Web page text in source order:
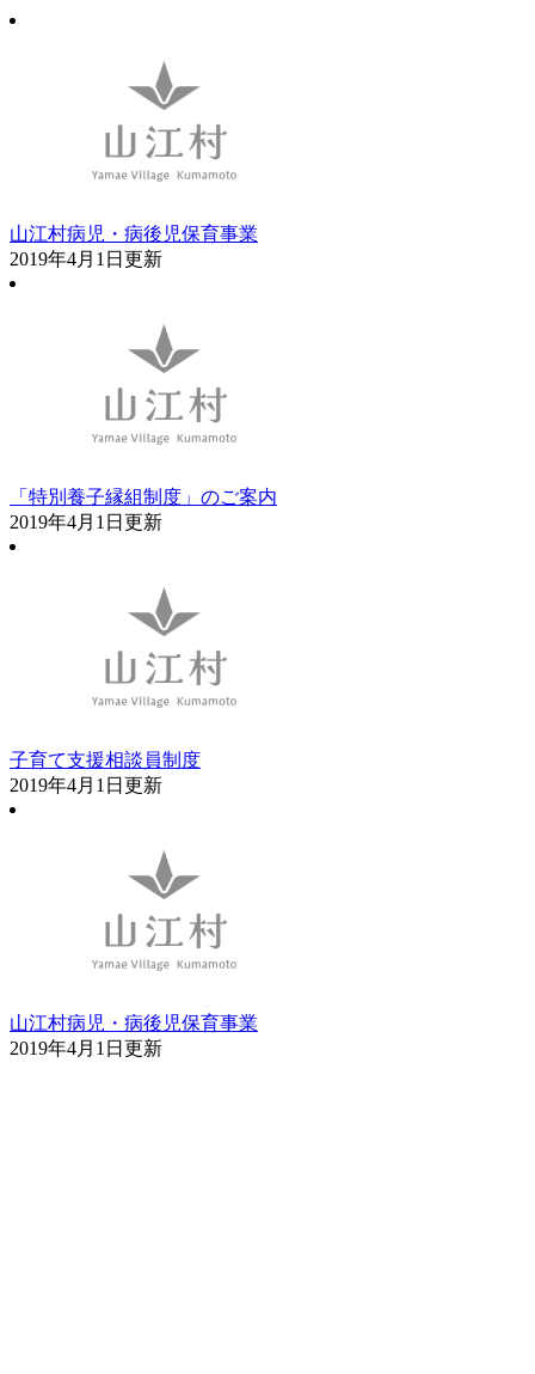
山江村病児・病後児保育事業
2019年4月1日更新
「特別養子縁組制度」のご案内
2019年4月1日更新
子育て支援相談員制度
2019年4月1日更新
山江村病児・病後児保育事業
2019年4月1日更新